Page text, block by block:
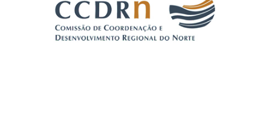
COMISSÃO DE COORDENAÇÃO E
DESENVOLVIMENTO REGIONAL DO NORTE
(CCDR-N)